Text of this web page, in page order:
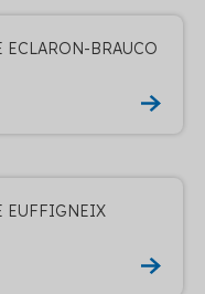
BRAUCO
EUFFIGNEIX